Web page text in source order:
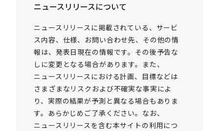
ニュースリリースについて
ニュースリリースに掲載されている、サービ
ス内容、仕様、お問い合わせ先、その他の情
報は、発表日現在の情報です。その後予告な
しに変更となる場合があります。また、
ニュースリリースにおける計画、目標などは
さまざまなリスクおよび不確実な事実によ
り、実際の結果が予測と異なる場合もありま
す。あらかじめご了承ください。なお、
ニュースリリースを含む本サイトの利用につ